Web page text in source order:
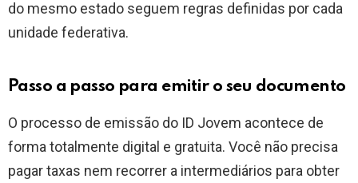
do mesmo estado seguem regras definidas por cada
unidade federativa.
Passo a passo para emitir o seu documento
O processo de emissão do ID Jovem acontece de
forma totalmente digital e gratuita. Você não precisa
pagar taxas nem recorrer a intermediários para obter